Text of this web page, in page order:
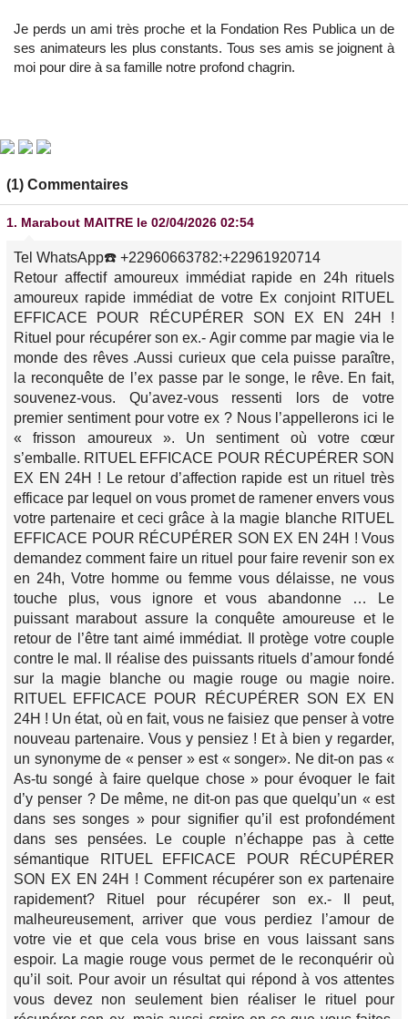
Je perds un ami très proche et la Fondation Res Publica un de
ses animateurs les plus constants. Tous ses amis se joignent à
moi pour dire à sa famille notre profond chagrin.
(1) Commentaires
1. Marabout MAITRE le 02/04/2026 02:54
Tel WhatsApp☎️ +22960663782:+22961920714
Retour affectif amoureux immédiat rapide en 24h rituels
amoureux rapide immédiat de votre Ex conjoint RITUEL
EFFICACE POUR RÉCUPÉRER SON EX EN 24H !
Rituel pour récupérer son ex.- Agir comme par magie via le
monde des rêves .Aussi curieux que cela puisse paraître,
la reconquête de l’ex passe par le songe, le rêve. En fait,
souvenez-vous. Qu’avez-vous ressenti lors de votre
premier sentiment pour votre ex ? Nous l’appellerons ici le
« frisson amoureux ». Un sentiment où votre cœur
s’emballe. RITUEL EFFICACE POUR RÉCUPÉRER SON
EX EN 24H ! Le retour d’affection rapide est un rituel très
efficace par lequel on vous promet de ramener envers vous
votre partenaire et ceci grâce à la magie blanche RITUEL
EFFICACE POUR RÉCUPÉRER SON EX EN 24H ! Vous
demandez comment faire un rituel pour faire revenir son ex
en 24h, Votre homme ou femme vous délaisse, ne vous
touche plus, vous ignore et vous abandonne … Le
puissant marabout assure la conquête amoureuse et le
retour de l’être tant aimé immédiat. Il protège votre couple
contre le mal. Il réalise des puissants rituels d’amour fondé
sur la magie blanche ou magie rouge ou magie noire.
RITUEL EFFICACE POUR RÉCUPÉRER SON EX EN
24H ! Un état, où en fait, vous ne faisiez que penser à votre
nouveau partenaire. Vous y pensiez ! Et à bien y regarder,
un synonyme de « penser » est « songer». Ne dit-on pas «
As-tu songé à faire quelque chose » pour évoquer le fait
d’y penser ? De même, ne dit-on pas que quelqu’un « est
dans ses songes » pour signifier qu’il est profondément
dans ses pensées. Le couple n’échappe pas à cette
sémantique RITUEL EFFICACE POUR RÉCUPÉRER
SON EX EN 24H ! Comment récupérer son ex partenaire
rapidement? Rituel pour récupérer son ex.- Il peut,
malheureusement, arriver que vous perdiez l’amour de
votre vie et que cela vous brise en vous laissant sans
espoir. La magie rouge vous permet de le reconquérir où
qu’il soit. Pour avoir un résultat qui répond à vos attentes
vous devez non seulement bien réaliser le rituel pour